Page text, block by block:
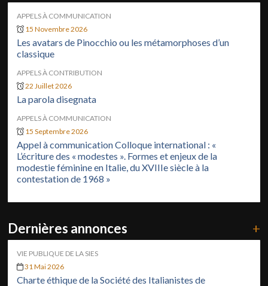
APPELS À COMMUNICATION
15 Novembre 2026
Les avatars de Pinocchio ou les métamorphoses d’un
classique
APPELS À CONTRIBUTION
22 Juillet 2026
La parola disegnata
APPELS À COMMUNICATION
15 Septembre 2026
Appel à communication Colloque international : «
L’écriture des « modestes ». Formes et enjeux de la
modestie féminine en Italie, du XVIIIe siècle à la
contestation de 1968 »
Dernières annonces +
VIE PUBLIQUE DE LA SIES
31 Mai 2026
Charte éthique de la Société des Italianistes de